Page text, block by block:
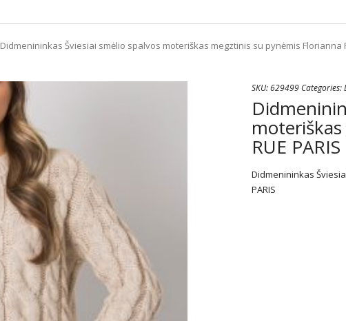
Didmenininkas Šviesiai smėlio spalvos moteriškas megztinis su pynėmis Florianna
SKU:629499 Categories:
RUE PARIS
Didmenininkas
PARIS